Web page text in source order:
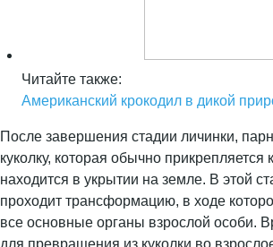
Читайте также:
Американский крокодил в дикой
После завершения стадии личинки,
куколку, которая обычно прикрепляется
находится в укрытии на земле. В этой
проходит трансформацию, в ходе
все основные органы взрослой особи.
для превращения из куколки во